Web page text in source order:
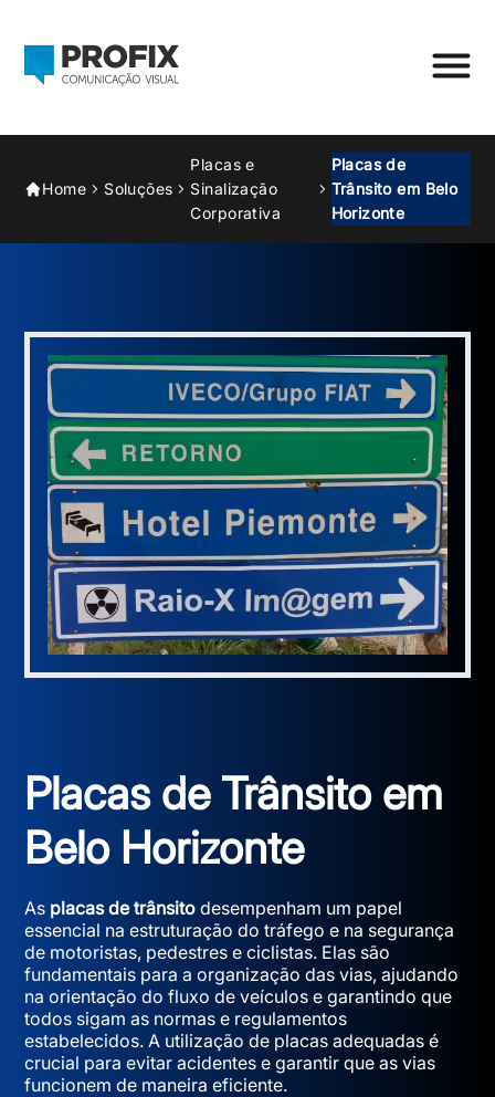
Home Soluções
Placas e
Sinalização
Corporativa
Placas de
Trânsito em Belo
Horizonte
Placas de Trânsito em
Belo Horizonte
As placas de trânsito desempenham um papel
essencial na estruturação do tráfego e na segurança
de motoristas, pedestres e ciclistas. Elas são
fundamentais para a organização das vias, ajudando
na orientação do fluxo de veículos e garantindo que
todos sigam as normas e regulamentos
estabelecidos. A utilização de placas adequadas é
crucial para evitar acidentes e garantir que as vias
funcionem de maneira eficiente.